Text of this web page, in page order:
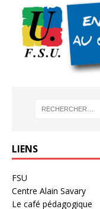
LIENS
FSU
Centre Alain Savary
Le café pédagogique